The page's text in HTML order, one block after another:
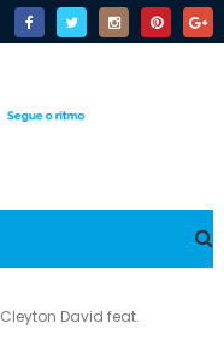
Cleyton David feat.